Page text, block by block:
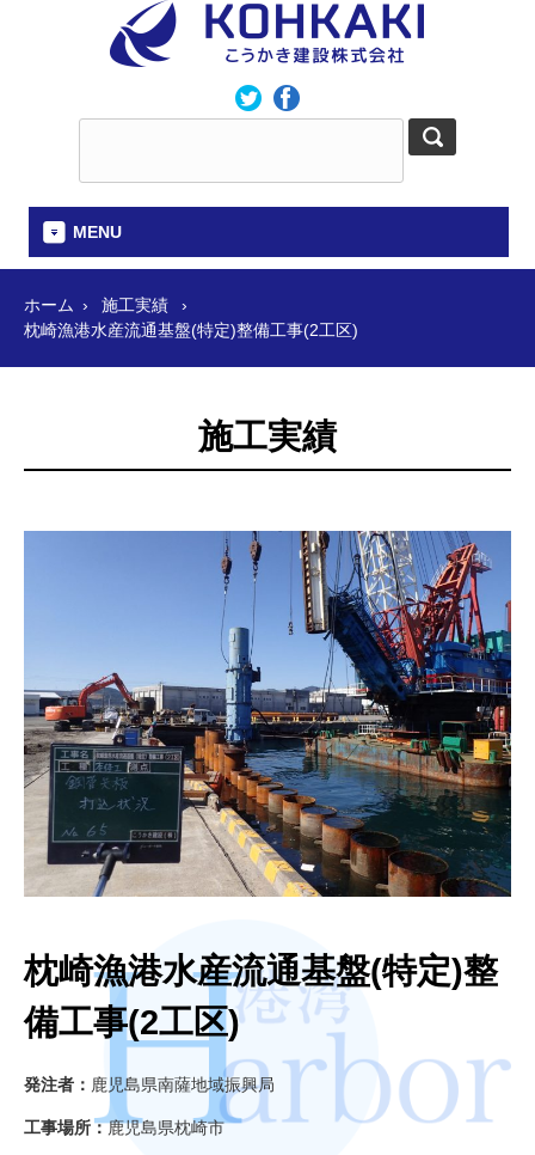
MENU
ホーム
施工実績
枕崎漁港水産流通基盤(特定)整備工事(2工区)
施工実績
枕崎漁港水産流通基盤(特定)整
備工事(2工区)
発注者： 鹿児島県南薩地域振興局
工事場所：鹿児島県枕崎市